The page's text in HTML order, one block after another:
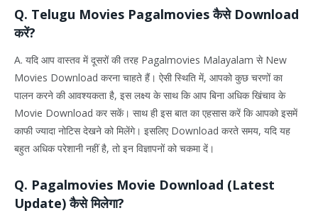
Q. Telugu Movies Pagalmovies कैसे Download
करें?
A. यदि आप वास्तव में दूसरों की तरह Pagalmovies Malayalam से New
Movies Download करना चाहते हैं। ऐसी स्थिति में, आपको कुछ चरणों का
पालन करने की आवश्यकता है, इस लक्ष्य के साथ कि आप बिना अधिक खिंचाव के
Movie Download कर सकें। साथ ही इस बात का एहसास करें कि आपको इसमें
काफी ज्यादा नोटिस देखने को मिलेंगे। इसलिए Download करते समय, यदि यह
बहुत अधिक परेशानी नहीं है, तो इन विज्ञापनों को चकमा दें।
Q. Pagalmovies Movie Download (Latest
Update) कैसे मिलेगा?